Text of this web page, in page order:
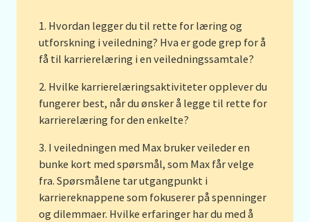
Hvordan legger du til rette for læring og
utforskning i veiledning? Hva er gode grep for å
få til karrierelæring i en veiledningssamtale?
Hvilke karrierelæringsaktiviteter opplever du
fungerer best, når du ønsker å legge til rette for
karrierelæring for den enkelte?
I veiledningen med Max bruker veileder en
bunke kort med spørsmål, som Max får velge
fra. Spørsmålene tar utgangpunkt i
karriereknappene som fokuserer på spenninger
og dilemmaer. Hvilke erfaringer har du med å